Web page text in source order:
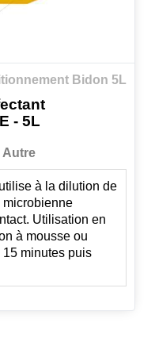
Bidon 5L
- 5L
à la dilution de
microbienne
Utilisation en
à mousse ou
minutes puis
Autre